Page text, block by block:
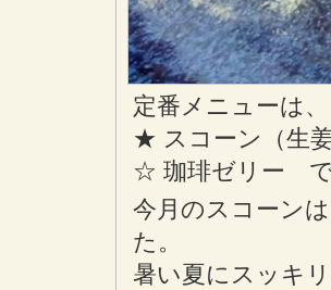
定番メニューは、
★ スコーン（生
☆ 珈琲ゼリー
今月のスコーン
た。
暑い夏にスッキ